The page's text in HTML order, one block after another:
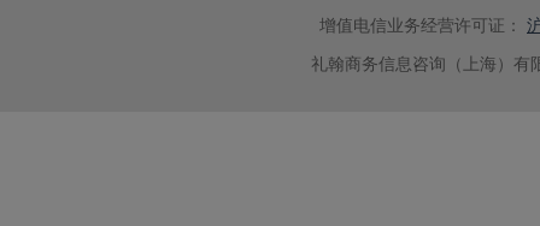
增值电信业务经营许可证：
礼翰商务信息咨询（上海）